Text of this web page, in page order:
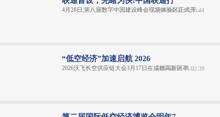
4月28日,第八届数字中国建设峰会现场体验区正式开...
2025-04-30 09:56:44
“低空经济”加速启航 2026
2026沃飞长空供应链大会3月17日在成都高新区举...
2026-03-18 11:02:39